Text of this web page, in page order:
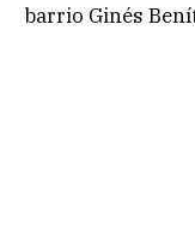
barrio Ginés